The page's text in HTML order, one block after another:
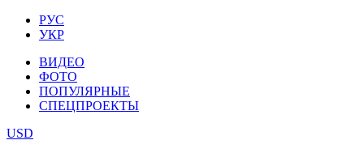
РУС
УКР
ВИДЕО
ФОТО
ПОПУЛЯРНЫЕ
СПЕЦПРОЕКТЫ
USD